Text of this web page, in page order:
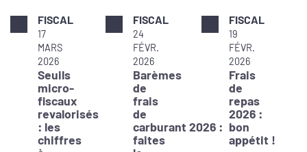
FISCAL
17
MARS
2026
Seuils
micro-
fiscaux
revalorisés
: les
chiffres
FISCAL
24
FÉVR.
2026
Barèmes
de
frais
de
carburant 2026 :
faites
FISCAL
19
FÉVR.
2026
Frais
de
repas
2026 :
bon
appétit !